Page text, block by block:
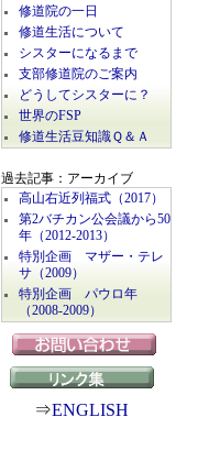
修道院の一日
修道生活について
シスターになるまで
支部修道院のご案内
どうしてシスターに？
世界のFSP
修道生活豆知識Ｑ＆Ａ
過去記事：アーカイブ
高山右近列福式（2017）
第2バチカン公会議から50
年（2012-2013）
特別企画 マザー・テレ
サ（2009）
特別企画 パウロ年
（2008-2009）
⇒ENGLISH